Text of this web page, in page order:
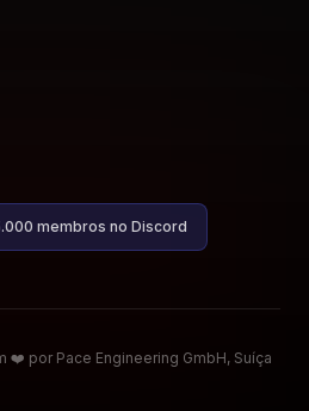
membros no Discord
❤️ por Pace Engineering GmbH, Suíça